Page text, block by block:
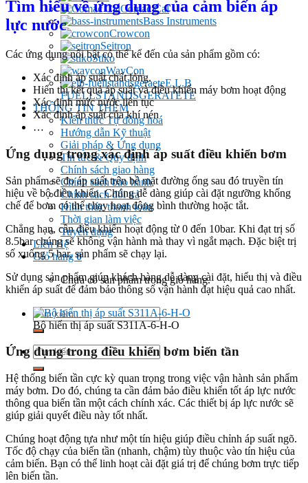
Comac Cal
Bass Instruments
Crowcon
Seitron
Stiko
WayCon
E.L.B
FUELLSTANDSGERATETE
THÔNG TIN THÊM
Kiến thức Tự đông hoá
Hướng dẫn Kỹ thuật
Giải pháp & Ứng dụng
Tin tức & Quy định
Chính sách giao hàng
Chính sách bảo hành
Chính sách đổi trả
Hình thức thanh toán
Thời gian làm việc
Tuyển dụng
Liên Hệ
Giỏ hàng0
Chưa có sản phẩm trong giỏ hàng.
Tìm
kiếm:
Tìm
kiếm:
Tìm hiểu về ứng dụng của cảm biến áp
lực nước
Các ứng dụng nổi bật có thể kể đến của sản phẩm gồm có:
Xác định áp suất chất lỏng.
Hiển thị kết quả áp suất và điều khiển máy bơm hoạt động
Xác định mức nước liên tục
Xác định áp suất của khí nén
…
Ứng dụng trong xác định áp suất điều khiển bơm
Sản phẩm sẽ đo áp suất trên bề mặt đường ống sau đó truyền tín
hiệu về bộ điều khiển. Chúng dễ dàng giúp cài đặt ngưỡng khống
chế để bơm có thể chạy hoạt động bình thường hoặc tắt.
Chẳng hạn, cần điều khiển hoạt động từ 0 đến 10bar. Khi đạt trị số
8.5bar chúng sẽ không vận hành mà thay vì ngắt mạch. Đặc biệt trị
số xuống 5 bar, sản phẩm sẽ chạy lại.
Sử dụng sản phẩm giúp khách hàng dễ dàng cài đặt, hiểu thị và điều
khiển áp suất để đảm bảo thông số vận hành đạt hiệu quả cao nhất.
Bộ hiển thị áp suất S311A-6-H-O
Ứng dụng trong điều khiển bơm biến tần
Hệ thống biến tần cực kỳ quan trọng trong việc vận hành sản phẩm
máy bơm. Do đó, chúng ta cần đảm bảo điều khiển tốt áp lực nước
thông qua biến tần một cách chính xác. Các thiết bị áp lực nước sẽ
giúp giải quyết điều này tốt nhất.
Chúng hoạt động tựa như một tín hiệu giúp điều chỉnh áp suất ngõ.
Tốc độ chạy của biến tần (nhanh, chậm) tùy thuộc vào tín hiệu của
cảm biến. Bạn có thể linh hoạt cài đặt giá trị để chúng bơm trực tiếp
lên biến tần.